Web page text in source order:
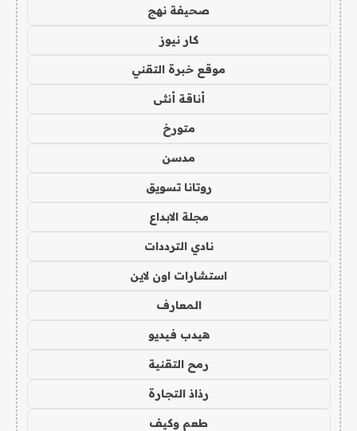
صحيفة نهج
كار نيوز
موقع خبرة التقني
أناقة أنثى
متورخ
مدسن
روتانا تسويق
مجلة الابداع
نادي الترددات
استشارات اون لاين
المعارف
هيدب فيديو
رمح التقنية
رذاذ التجارة
طعم وكيف